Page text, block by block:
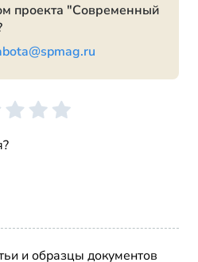
проекта "Современный
и образцы документов